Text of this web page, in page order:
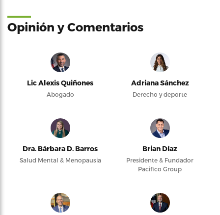
Opinión y Comentarios
Lic Alexis Quiñones
Abogado
Adriana Sánchez
Derecho y deporte
Dra. Bárbara D. Barros
Salud Mental & Menopausia
Brian Díaz
Presidente & Fundador
Pacifico Group